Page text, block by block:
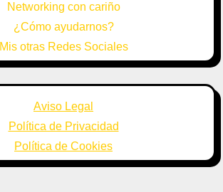
Networking con cariño
¿Cómo ayudarnos?
Mis otras Redes Sociales
Aviso Legal
Política de Privacidad
Política de Cookies